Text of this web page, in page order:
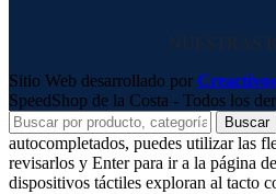
NUESTRAS
Sitio Web desarrollado por
SpeedShop de la Costa - Todos los
Buscar
autocompletados, puedes utilizar las
revisarlos y Enter para ir a la página
dispositivos táctiles exploran al tacto